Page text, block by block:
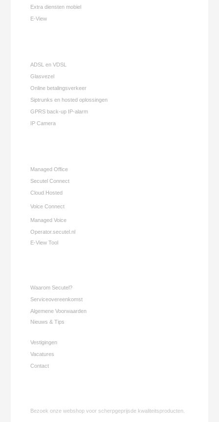
Extra diensten mobiel
E-View
ADSL en VDSL
Glasvezel
Online betalingsverkeer
Siptrunks en hosted oplossingen
GPRS back-up IP-alarm
IP Camera
Managed Office
Secutel Connect
Cloud Hosted
Voice Connect
Managed Voice
Operator.secutel.nl
E-View Tool
Waarom Secutel?
Serviceovereenkomst
Algemene Voorwaarden
Nieuws & Tips
Vestigingen
Vacatures
Contact
Bezoek onze webshop voor scherpgeprijsde kwaliteitsproducten.